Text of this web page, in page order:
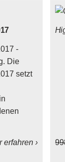
-
Die
setzt
erfahren ›